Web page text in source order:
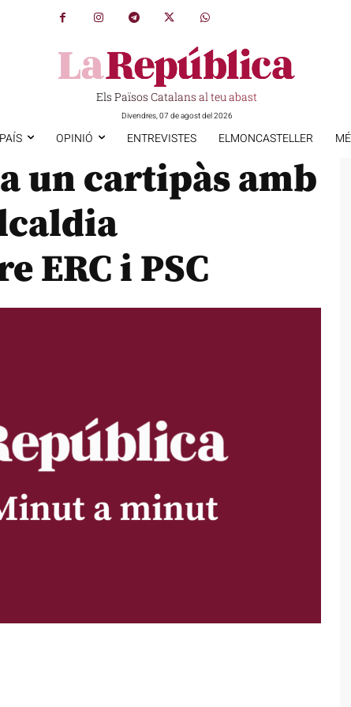
Els Països Catalans al teu abast
Divendres, 07 de agost del 2026
OPINIÓ ENTREVISTES ELMONCASTELLER
un cartipàs amb
ERC i PSC